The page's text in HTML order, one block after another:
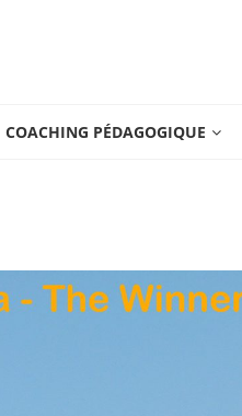
COACHING PÉDAGOGIQUE